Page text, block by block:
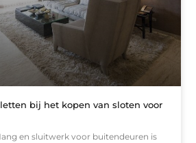
bij het kopen van sloten voor
en sluitwerk voor buitendeuren is